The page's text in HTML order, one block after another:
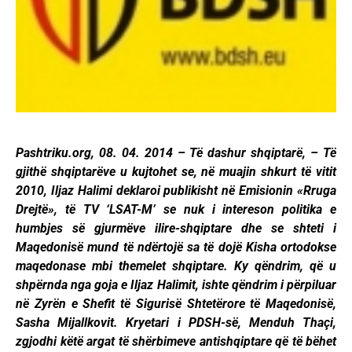
Pashtriku.org, 08. 04. 2014 – Të dashur shqiptarë, – Të
gjithë shqiptarëve u kujtohet se, në muajin shkurt të vitit
2010, Iljaz Halimi deklaroi publikisht në Emisionin «Rruga
Drejtë», të TV ‘LSAT-M’ se nuk i intereson politika e
humbjes së gjurmëve ilire-shqiptare dhe se shteti i
Maqedonisë mund të ndërtojë sa të dojë Kisha ortodokse
maqedonase mbi themelet shqiptare. Ky qëndrim, që u
shpërnda nga goja e Iljaz Halimit, ishte qëndrim i përpiluar
në Zyrën e Shefit të Sigurisë Shtetërore të Maqedonisë,
Sasha Mijallkovit. Kryetari i PDSH-së, Menduh Thaçi,
zgjodhi këtë argat të shërbimeve antishqiptare që të bëhet